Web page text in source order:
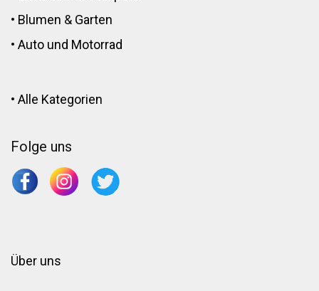
• Blumen & Garten
• Auto und Motorrad
• Alle Kategorien
Folge uns
Über uns